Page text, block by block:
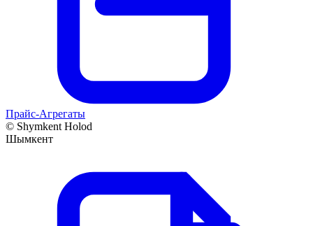
Прайс-Агрегаты
© Shymkent Holod
Шымкент